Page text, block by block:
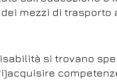
mezzi di
si trovano